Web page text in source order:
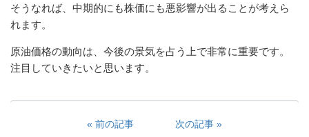
そうなれば、中期的にも株価にも悪影響が出ることが考えら
れます。
原油価格の動向は、今後の景気を占う上で非常に重要です。
注目していきたいと思います。
前の記事 次の記事